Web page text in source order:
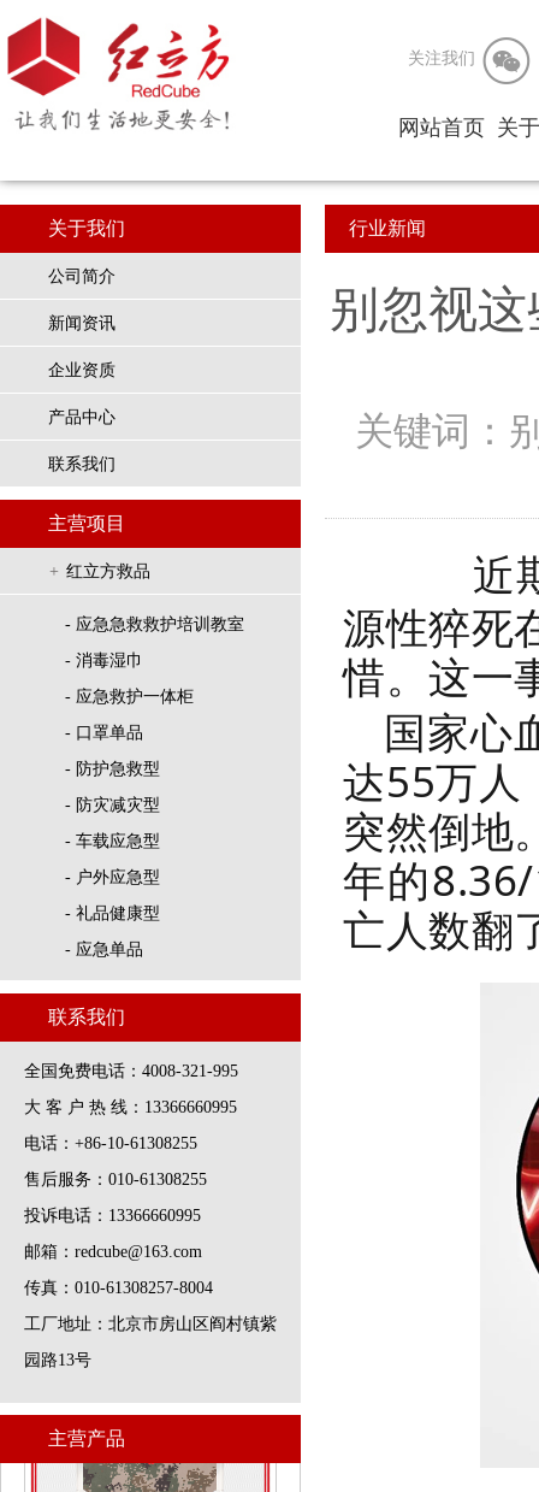

关注我们
网站首页 关
公
企
关于我们
公司简介
新闻资讯
企业资质
产品中心
联系我们
主营项目
+ 红立方救品
- 应急急救救护培训教室
- 消毒湿巾
- 应急救护一体柜
- 口罩单品
- 防护急救型
- 防灾减灾型
- 车载应急型
- 户外应急型
- 礼品健康型
- 应急单品
联系我们
全国免费电话：4008-321-995
大 客 户 热 线：13366660995
电话：+86-10-61308255
售后服务：010-61308255
投诉电话：13366660995
邮箱：redcube@163.com
传真：010-61308257-8004
工厂地址：北京市房山区阎村镇紫
园路13号
主营产品
行业新闻
别忽视
关键词：
近
源性猝死
惜。这一
国家心
达55万人
突然倒地
年的
亡人数翻